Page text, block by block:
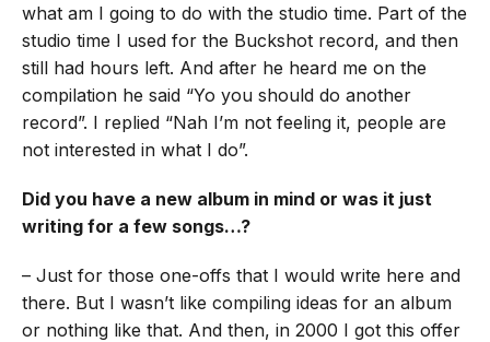
what am I going to do with the studio time. Part of the
studio time I used for the Buckshot record, and then
still had hours left. And after he heard me on the
compilation he said “Yo you should do another
record”. I replied “Nah I’m not feeling it, people are
not interested in what I do”.
Did you have a new album in mind or was it just
writing for a few songs…?
– Just for those one-offs that I would write here and
there. But I wasn’t like compiling ideas for an album
or nothing like that. And then, in 2000 I got this offer